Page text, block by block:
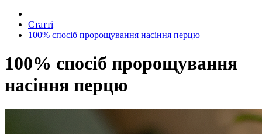
Cтатті
100% спосіб пророщування насіння перцю
100% спосіб пророщування
насіння перцю